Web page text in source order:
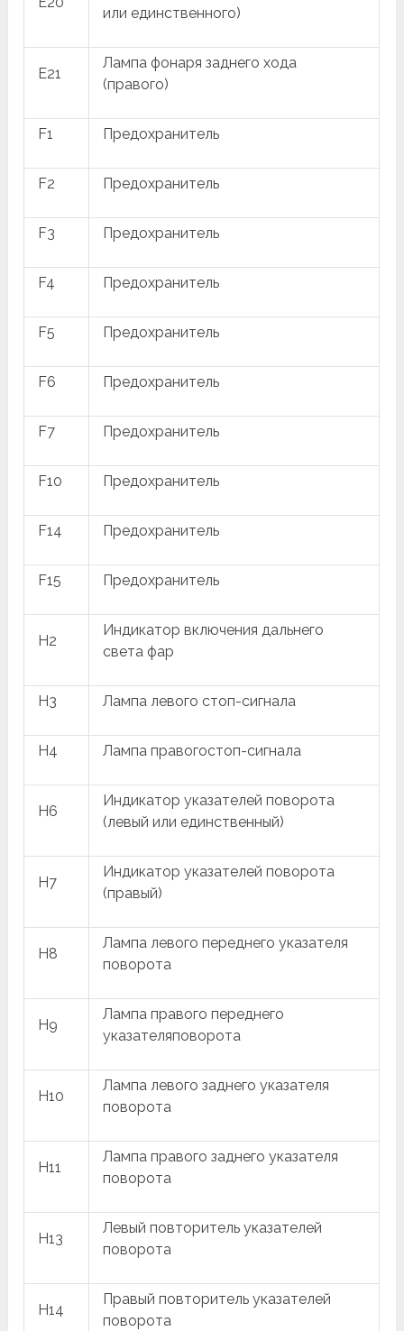
или единственного)
E21
Лампа фонаря заднего хода
(правого)
F1 Предохранитель
F2 Предохранитель
F3 Предохранитель
F4 Предохранитель
F5 Предохранитель
F6 Предохранитель
F7 Предохранитель
F10 Предохранитель
F14 Предохранитель
F15 Предохранитель
H2
Индикатор включения дальнего
света фар
H3 Лампа левого стоп-сигнала
H4 Лампа правогостоп-сигнала
H6
Индикатор указателей поворота
(левый или единственный)
H7
Индикатор указателей поворота
(правый)
H8
Лампа левого переднего указателя
поворота
H9
Лампа правого переднего
указателяповорота
H10
Лампа левого заднего указателя
поворота
H11
Лампа правого заднего указателя
поворота
H13
Левый повторитель указателей
поворота
H14
Правый повторитель указателей
поворота